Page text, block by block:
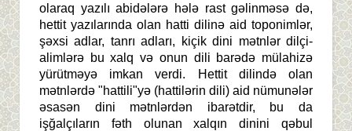
olaraq yazılı abidələrə hələ rast gəlinməsə də,
hettit yazılarında olan hatti dilinə aid toponimlər,
şəxsi adlar, tanrı adları, kiçik dini mətnlər dilçi-
alimlərə bu xalq və onun dili barədə mülahizə
yürütməyə imkan verdi. Hettit dilində olan
mətnlərdə "hattili"yə (hattilərin dili) aid nümunələr
əsasən dini mətnlərdən ibarətdir, bu da
işğalçıların fəth olunan xalqın dinini qəbul